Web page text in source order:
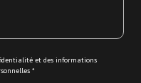
et des informations
*